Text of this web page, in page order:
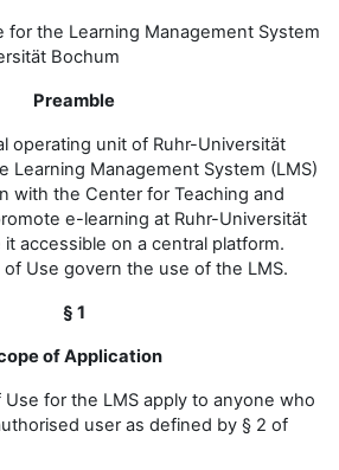
for the Learning Management System
Bochum
Preamble
operating unit of Ruhr-Universität
Learning Management System (LMS)
with the Center for Teaching and
e-learning at Ruhr-Universität
accessible on a central platform.
Use govern the use of the LMS.
§ 1
of Application
for the LMS apply to anyone who
user as defined by § 2 of